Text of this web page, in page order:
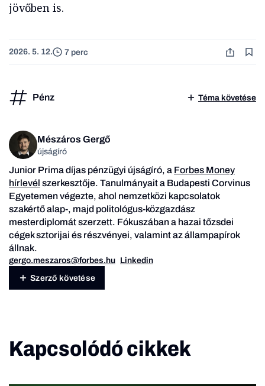
jövőben is.
2026. 5. 12. 7 perc
Pénz Téma követése
Mészáros Gergő
újságíró
Junior Prima díjas pénzügyi újságíró, a Forbes Money
hírlevél szerkesztője. Tanulmányait a Budapesti Corvinus
Egyetemen végezte, ahol nemzetközi kapcsolatok
szakértő alap-, majd politológus-közgazdász
mesterdiplomát szerzett. Fókuszában a hazai tőzsdei
cégek sztorijai és részvényei, valamint az állampapírok
állnak.
gergo.meszaros@forbes.hu Linkedin
Szerző követése
Kapcsolódó cikkek